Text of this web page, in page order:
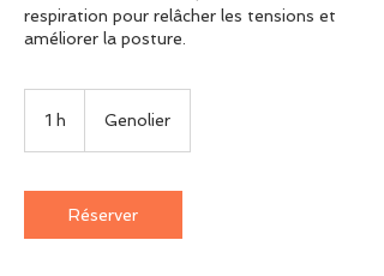
respiration pour relâcher les tensions et
améliorer la posture.
1 h Genolier
Réserver